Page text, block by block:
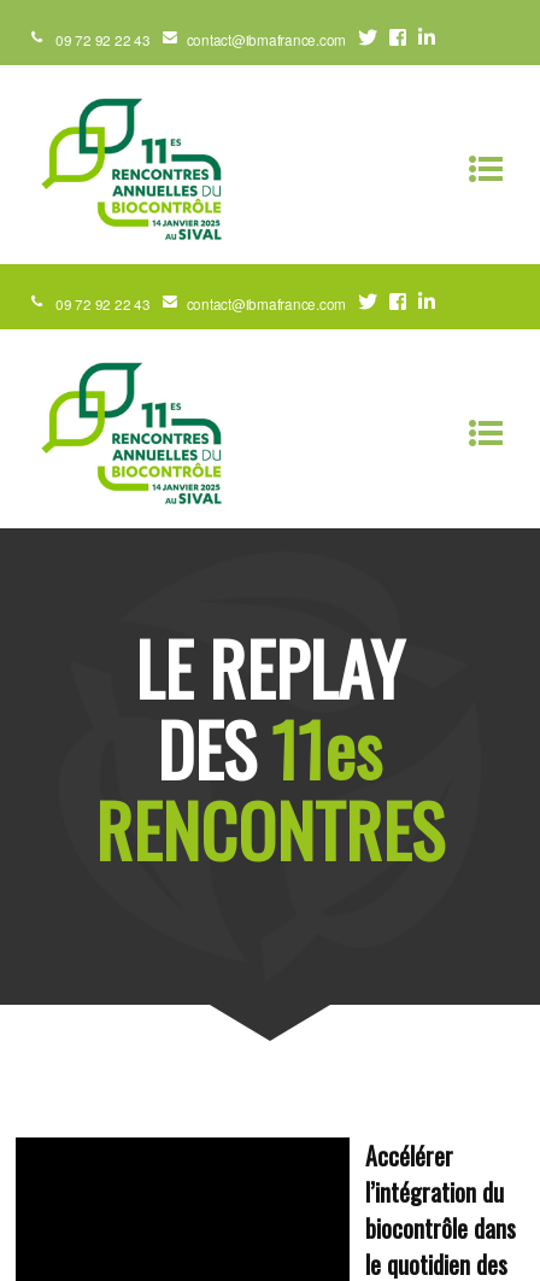
09 72 92 22 43 contact@ibmafrance.com
09 72 92 22 43 contact@ibmafrance.com
LE REPLAY
DES11es
RENCONTRES
Accélérer
l’intégration du
biocontrôle dans
le quotidien des